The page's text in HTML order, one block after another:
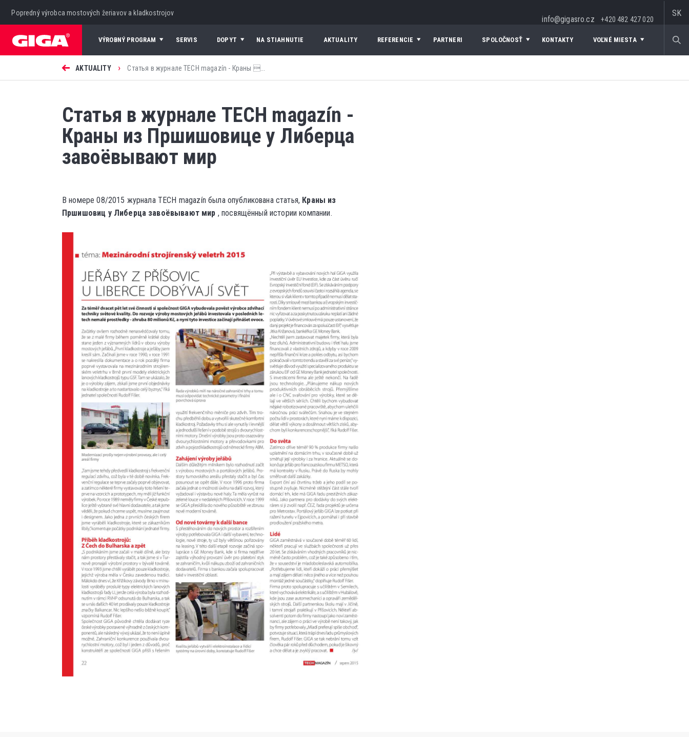
Popredný výrobca mostových žeriavov a kladkostrojov
info@gigasro.cz+420 482 427 020
SK
VÝROBNÝ PROGRAM SERVIS DOPYT NA STIAHNUTIE AKTUALITY REFERENCIE PARTNERI SPOLOČNOSŤ KONTAKTY VOĽNÉ MIESTA
AKTUALITY › Статья в журнале TECH magazín - Краны ...
Статья в журнале TECH magazín -
Краны из Пршишовице у Либерца
завоёвывают мир
В номере 08/2015 журнала TECH magazín была опубликована статья, Краны из
Пршишовиц у Либерца завоёвывают мир , посвящённый истории компании.